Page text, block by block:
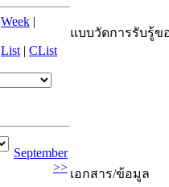
Week |
List | CList
September
>>
แบบวัดการรับรู้ข
เอกสาร/ข้อมูล